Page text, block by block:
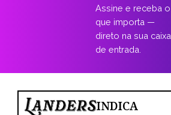
Assine e receba o
que importa —
direto na sua caixa
de entrada.
INDICA